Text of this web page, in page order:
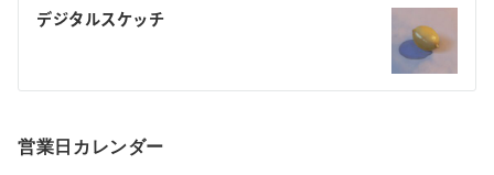
ゲ
シ
ョ
デジタルスケッチ
営業日カレンダー